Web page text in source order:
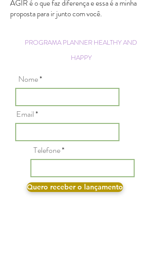
AGIR é o que faz diferença e essa é a minha
proposta para ir junto com você.
PROGRAMA PLANNER HEALTHY AND
HAPPY
Nome
Email
Telefone
Quero receber o lançamento